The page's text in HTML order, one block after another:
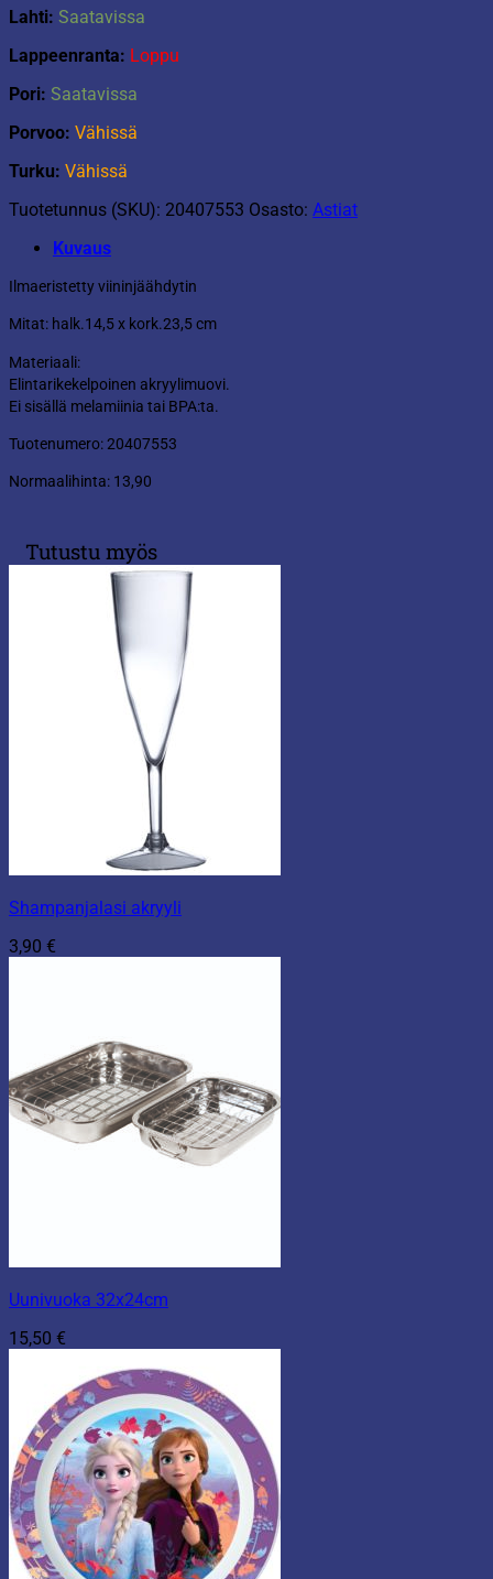
Lahti: Saatavissa
Lappeenranta: Loppu
Pori: Saatavissa
Porvoo: Vähissä
Turku: Vähissä
Tuotetunnus (SKU): 20407553 Osasto: Astiat
Kuvaus
Ilmaeristetty viininjäähdytin
Mitat: halk.14,5 x kork.23,5 cm
Materiaali:
Elintarikekelpoinen akryylimuovi.
Ei sisällä melamiinia tai BPA:ta.
Tuotenumero: 20407553
Normaalihinta: 13,90
Tutustu myös
Shampanjalasi akryyli
3,90 €
Uunivuoka 32x24cm
15,50 €